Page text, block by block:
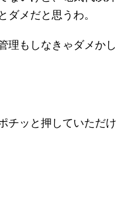
ダメだと思うわ。
理もしなきゃダメかし
チッと押していただけ